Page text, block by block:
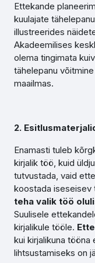
Ettekande
kuulajate
illustreerides
Akadeemilises
olema tingimata
tähelepanu
maailmas.
2.
Enamasti tuleb
kirjalik töö, kuid
tutvustada, vaid
koostada iseseisev
teha valik töö
Suulisele
kirjalikule tööle.
kui kirjalikuna
lihtsustamiseks on